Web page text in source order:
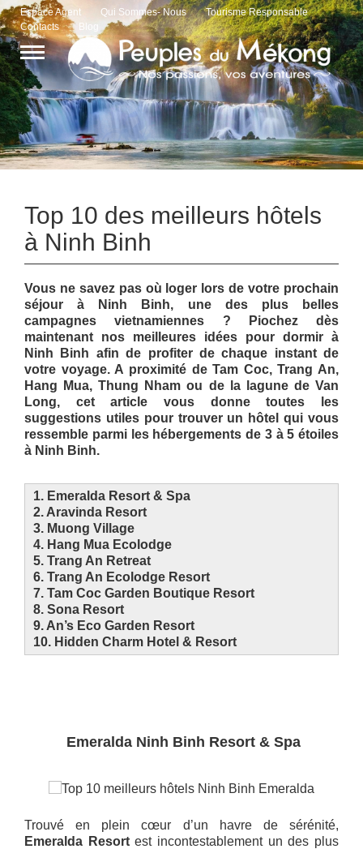
Espace Agent Qui Sommes- Nous
Tourisme Responsable
Contacts
Blog
Top 10 des meilleurs hôtels
à Ninh Binh
Vous ne savez pas où loger lors de votre prochain
séjour à Ninh Binh, une des plus belles
campagnes vietnamiennes ? Piochez dès
maintenant nos meilleures idées pour dormir à
Ninh Binh afin de profiter de chaque instant de
votre voyage. A proximité de Tam Coc, Trang An,
Hang Mua, Thung Nham ou de la lagune de Van
Long, cet article vous donne toutes les
suggestions utiles pour trouver un hôtel qui vous
ressemble parmi les hébergements de 3 à 5 étoiles
à Ninh Binh.
1. Emeralda Resort & Spa
2. Aravinda Resort
3. Muong Village
4. Hang Mua Ecolodge
5. Trang An Retreat
6. Trang An Ecolodge Resort
7. Tam Coc Garden Boutique Resort
8. Sona Resort
9. An’s Eco Garden Resort
10. Hidden Charm Hotel & Resort
Emeralda Ninh Binh Resort & Spa
Trouvé en plein cœur d’un havre de sérénité,
Emeralda Resortest incontestablement un des plus